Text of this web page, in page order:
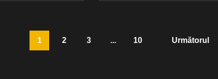
1 2 3 ... 10 Următorul